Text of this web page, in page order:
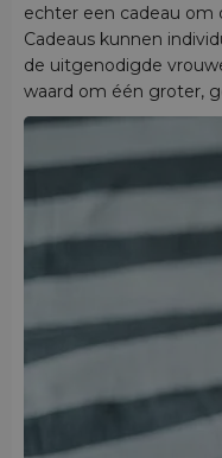
echter een cadeau om
Cadeaus kunnen
de uitgenodigde
waard om één groter,